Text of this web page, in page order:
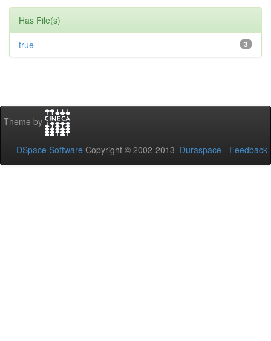
Has File(s)
3
true
Theme by
DSpace Software Copyright © 2002-2013 Duraspace - Feedback